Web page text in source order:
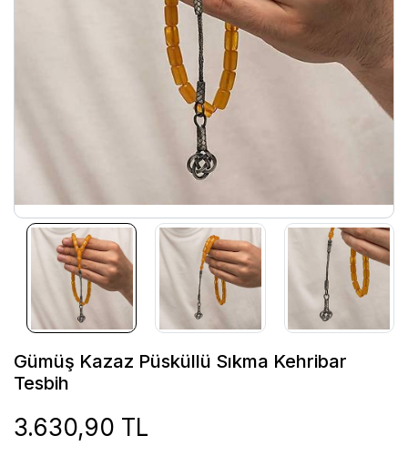
Gümüş Kazaz Püsküllü Sıkma Kehribar
Tesbih
3.630,90 TL